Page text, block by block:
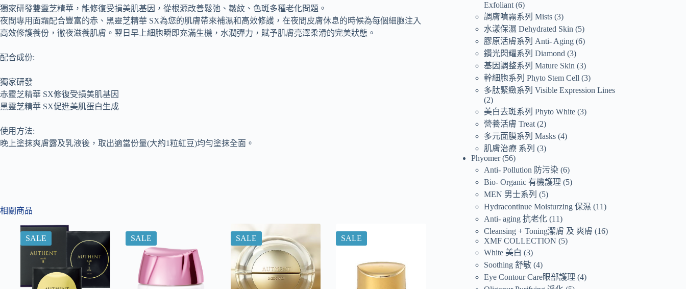
獨家研發雙靈芝精華，能修復受損美肌基因，從根源改善鬆弛、皺紋、色斑多種老化問題。
夜間專用面霜配合豐富的赤、黑靈芝精華 SX為您的肌膚帶來補濕和高效修護，在夜間皮膚休息的時候為每個細胞注入
高效修護養份，徹夜滋養肌膚。翌日早上細胞瞬即充滿生機，水潤彈力，賦予肌膚亮澤柔滑的完美狀態。
配合成份:
獨家研發
赤靈芝精華 SX修復受損美肌基因
黑靈芝精華 SX促進美肌蛋白生成
使用方法:
晚上塗抹爽膚露及乳液後，取出適當份量(大約1粒紅豆)均勻塗抹全面。
相關商品
SALE SALE SALE SALE
Exfoliant 6
調膚噴霧系列 Mists 3
水漾保濕 Dehydrated Skin
5
膠原活膚系列 Anti- Aging 6
鑽光閃耀系列 Diamond 3
基因調整系列 Mature Skin 3
幹細胞系列 Phyto Stem Cell 3
多肽緊緻系列 Visible Expression Lines
2
美白去斑系列 Phyto White 3
營養活膚 Treat 2
多元面膜系列 Masks 4
肌膚治療 系列
3
Phyomer 56
Anti- Pollution 防污染 6
Bio- Organic 有機護理
5
MEN 男士系列
5
Hydracontinue Moisturzing 保濕
11
Anti- aging 抗老化 11
Cleansing + Toning潔膚 及 爽膚
16
XMF COLLECTION
5
White 美白
3
Soothing 舒敏 4
Eye Contour Care眼部護理 4